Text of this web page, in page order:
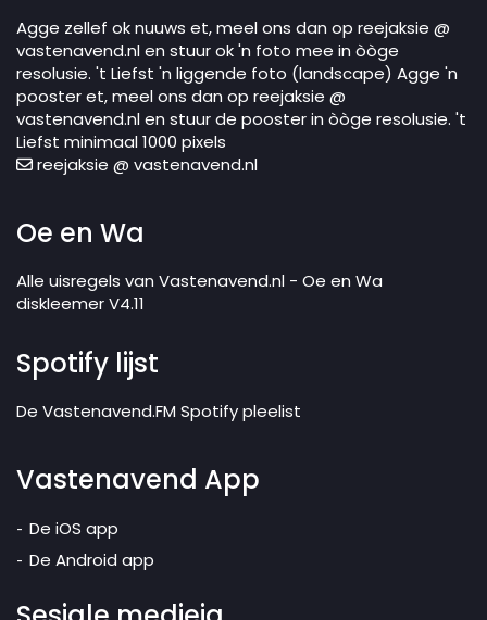
Agge zellef ok nuuws et, meel ons dan op reejaksie @
vastenavend.nl en stuur ok 'n foto mee in òòge
resolusie. 't Liefst 'n liggende foto (landscape) Agge 'n
pooster et, meel ons dan op reejaksie @
vastenavend.nl en stuur de pooster in òòge resolusie. 't
Liefst minimaal 1000 pixels
reejaksie @ vastenavend.nl
Oe en Wa
Alle uisregels van Vastenavend.nl - Oe en Wa
diskleemer V4.11
Spotify lijst
De Vastenavend.FM Spotify pleelist
Vastenavend App
De iOS app
De Android app